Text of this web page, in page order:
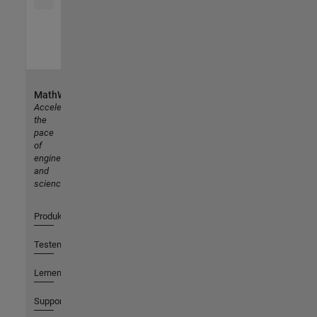
MathWorks
Accelerating
the
pace
of
engineering
and
science
Produkte
Testen oder Kaufen
Lernen
Support